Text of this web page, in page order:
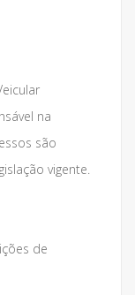
na
são
vigente.
de